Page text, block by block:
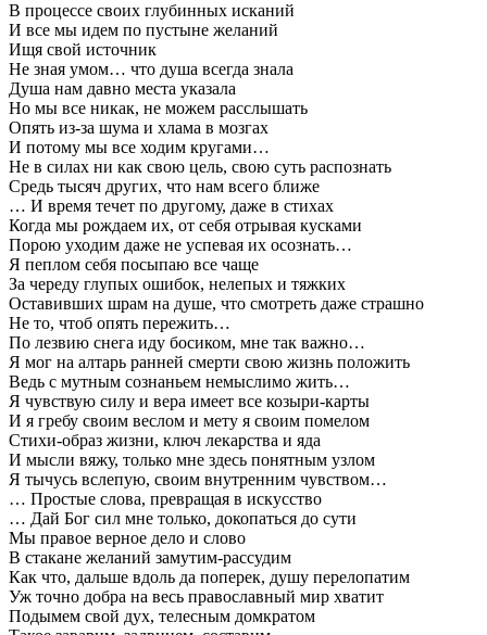
В процессе своих глубинных исканий
И все мы идем по пустыне желаний
Ищя свой источник
Не зная умом… что душа всегда знала
Душа нам давно места указала
Но мы все никак, не можем расслышать
Опять из-за шума и хлама в мозгах
И потому мы все ходим кругами…
Не в силах ни как свою цель, свою суть распознать
Средь тысяч других, что нам всего ближе
… И время течет по другому, даже в стихах
Когда мы рождаем их, от себя отрывая кусками
Порою уходим даже не успевая их осознать…
Я пеплом себя посыпаю все чаще
За череду глупых ошибок, нелепых и тяжких
Оставивших шрам на душе, что смотреть даже страшно
Не то, чтоб опять пережить…
По лезвию снега иду босиком, мне так важно…
Я мог на алтарь ранней смерти свою жизнь положить
Ведь с мутным сознаньем немыслимо жить…
Я чувствую силу и вера имеет все козыри-карты
И я гребу своим веслом и мету я своим помелом
Стихи-образ жизни, ключ лекарства и яда
И мысли вяжу, только мне здесь понятным узлом
Я тычусь вслепую, своим внутренним чувством…
… Простые слова, превращая в искусство
… Дай Бог сил мне только, докопаться до сути
Мы правое верное дело и слово
В стакане желаний замутим-рассудим
Как что, дальше вдоль да поперек, душу перелопатим
Уж точно добра на весь православный мир хватит
Подымем свой дух, телесным домкратом